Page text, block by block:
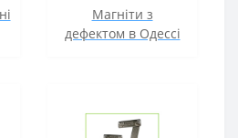
Магніти з
дефектом в Одессі